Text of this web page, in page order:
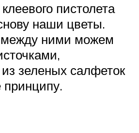
пистолета
наши цветы.
ними можем
зеленых салфеток
принципу.